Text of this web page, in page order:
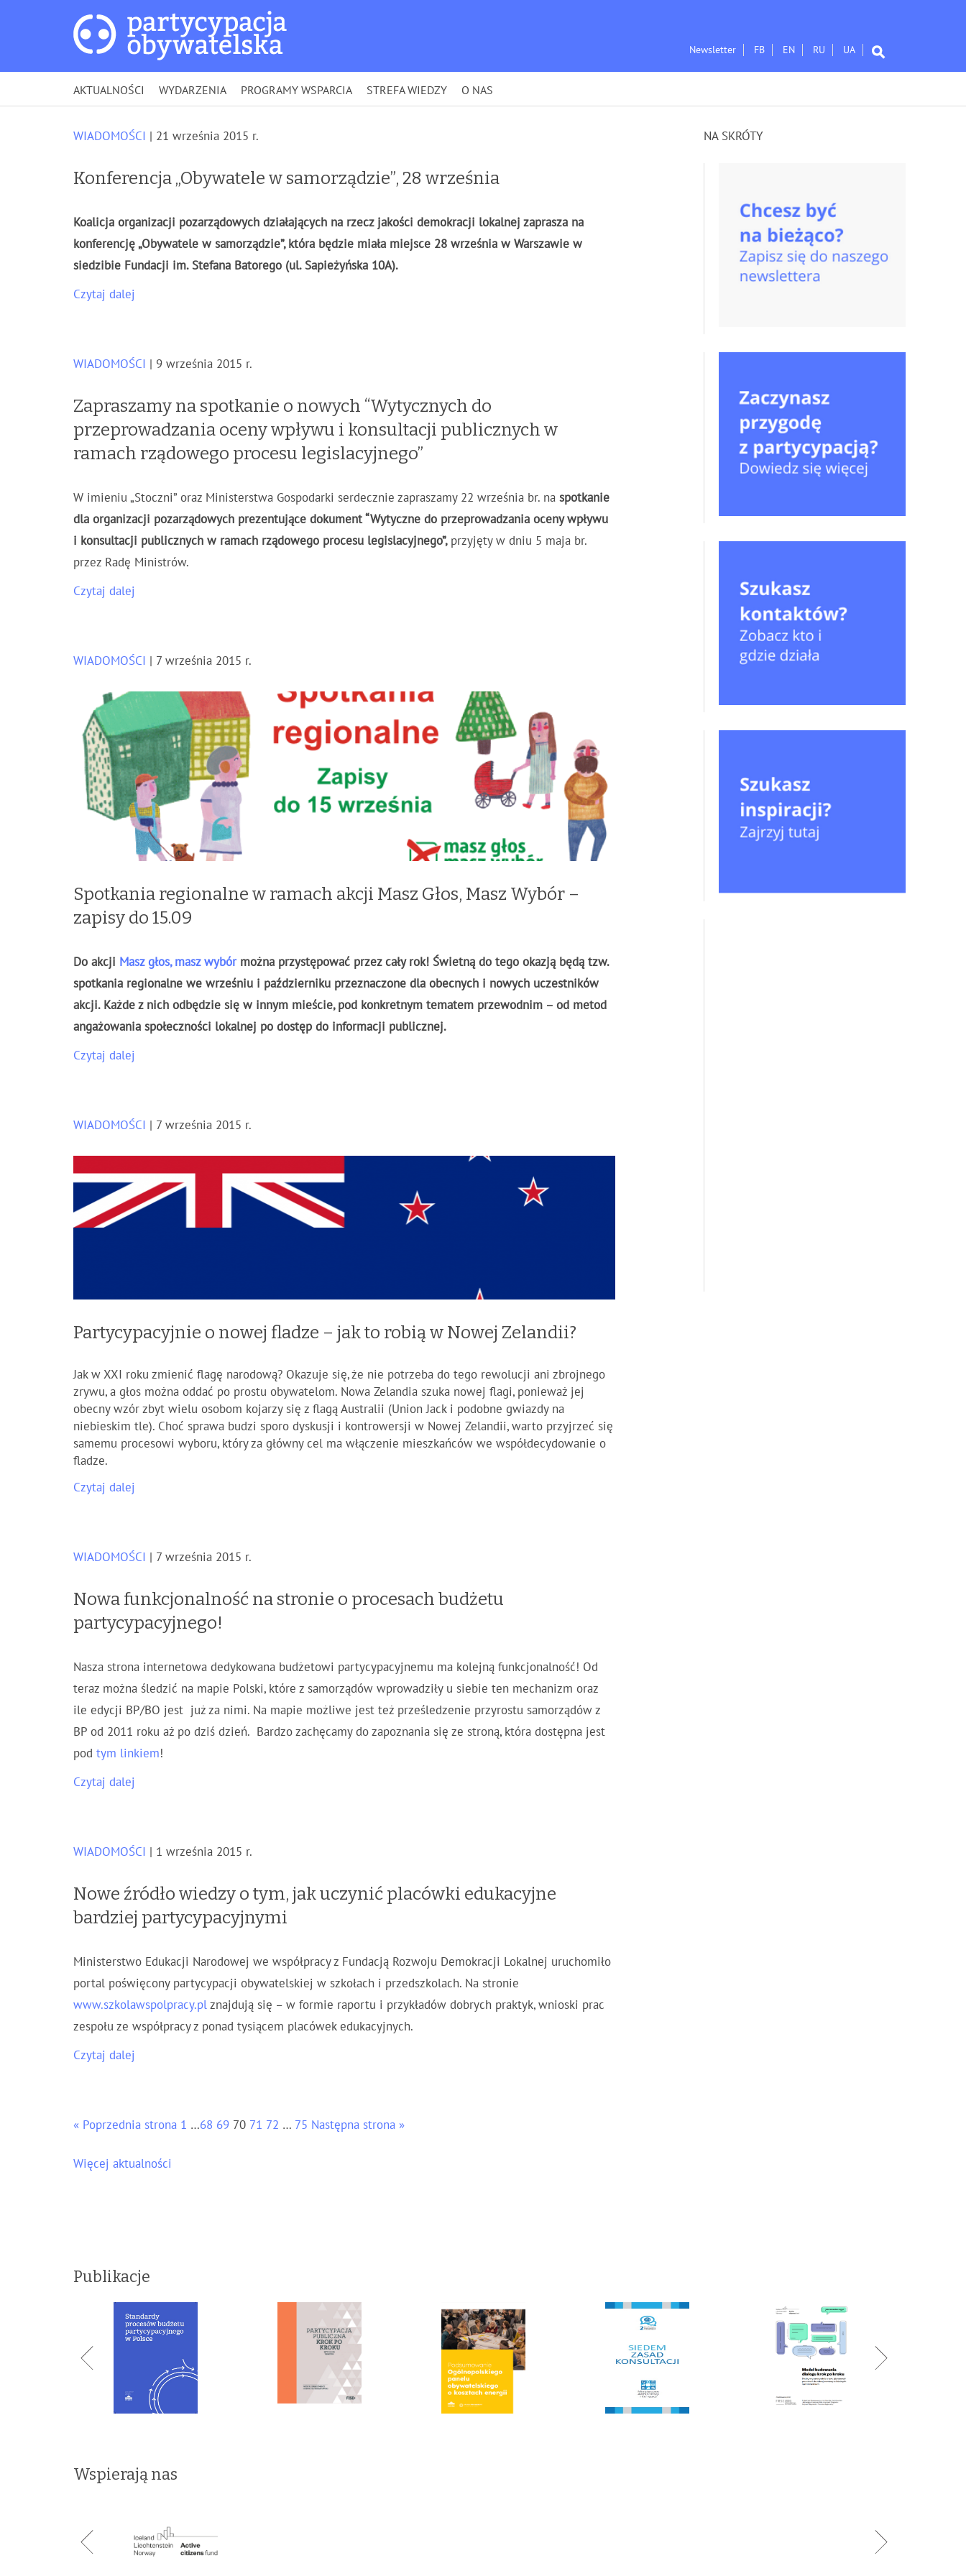
Newsletter FB EN RU UA
AKTUALNOŚCI WYDARZENIA PROGRAMY WSPARCIA STREFA WIEDZY O NAS
WIADOMOŚCI | 21 września 2015 r.
Konferencja „Obywatele w samorządzie”, 28 września
Koalicja organizacji pozarządowych działających na rzecz jakości demokracji lokalnej zaprasza na
konferencję „Obywatele w samorządzie”, która będzie miała miejsce 28 września w Warszawie w
siedzibie Fundacji im. Stefana Batorego (ul. Sapieżyńska 10A).
Czytaj dalej
WIADOMOŚCI | 9 września 2015 r.
Zapraszamy na spotkanie o nowych “Wytycznych do
przeprowadzania oceny wpływu i konsultacji publicznych w
ramach rządowego procesu legislacyjnego”
W imieniu „Stoczni” oraz Ministerstwa Gospodarki serdecznie zapraszamy 22 września br. na spotkanie
dla organizacji pozarządowych prezentujące dokument “Wytyczne do przeprowadzania oceny wpływu
i konsultacji publicznych w ramach rządowego procesu legislacyjnego”,przyjęty w dniu 5 maja br.
przez Radę Ministrów.
Czytaj dalej
WIADOMOŚCI | 7 września 2015 r.
Spotkania regionalne w ramach akcji Masz Głos, Masz Wybór –
zapisy do 15.09
Do akcji Masz głos, masz wybórmożna przystępować przez cały rok! Świetną do tego okazją będą tzw.
spotkania regionalne we wrześniu i październiku przeznaczone dla obecnych i nowych uczestników
akcji. Każde z nich odbędzie się w innym mieście, pod konkretnym tematem przewodnim – od metod
angażowania społeczności lokalnej po dostęp do informacji publicznej.
Czytaj dalej
WIADOMOŚCI | 7 września 2015 r.
Partycypacyjnie o nowej fladze – jak to robią w Nowej Zelandii?
Jak w XXI roku zmienić flagę narodową? Okazuje się, że nie potrzeba do tego rewolucji ani zbrojnego
zrywu, a głos można oddać po prostu obywatelom. Nowa Zelandia szuka nowej flagi, ponieważ jej
obecny wzór zbyt wielu osobom kojarzy się z flagą Australii (Union Jack i podobne gwiazdy na
niebieskim tle). Choć sprawa budzi sporo dyskusji i kontrowersji w Nowej Zelandii, warto przyjrzeć się
samemu procesowi wyboru, który za główny cel ma włączenie mieszkańców we współdecydowanie o
fladze.
Czytaj dalej
WIADOMOŚCI | 7 września 2015 r.
Nowa funkcjonalność na stronie o procesach budżetu
partycypacyjnego!
Nasza strona internetowa dedykowana budżetowi partycypacyjnemu ma kolejną funkcjonalność! Od
teraz można śledzić na mapie Polski, które z samorządów wprowadziły u siebie ten mechanizm oraz
ile edycji BP/BO jest już za nimi. Na mapie możliwe jest też prześledzenie przyrostu samorządów z
BP od 2011 roku aż po dziś dzień. Bardzo zachęcamy do zapoznania się ze stroną, która dostępna jest
pod tym linkiem!
Czytaj dalej
WIADOMOŚCI | 1 września 2015 r.
Nowe źródło wiedzy o tym, jak uczynić placówki edukacyjne
bardziej partycypacyjnymi
Ministerstwo Edukacji Narodowej we współpracy z Fundacją Rozwoju Demokracji Lokalnej uruchomiło
portal poświęcony partycypacji obywatelskiej w szkołach i przedszkolach. Na stronie
www.szkolawspolpracy.pl znajdują się – w formie raportu i przykładów dobrych praktyk, wnioski prac
zespołu ze współpracy z ponad tysiącem placówek edukacyjnych.
Czytaj dalej
« Poprzednia strona 1 …68 69 70 71 72 … 75 Następna strona »
Więcej aktualności
NA SKRÓTY
Publikacje
Wspierają nas